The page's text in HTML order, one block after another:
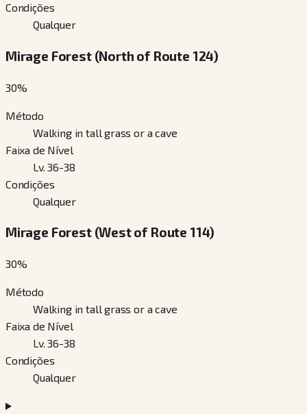
Condições
Qualquer
Mirage Forest (North of Route 124)
30%
Método
Walking in tall grass or a cave
Faixa de Nível
Lv. 36-38
Condições
Qualquer
Mirage Forest (West of Route 114)
30%
Método
Walking in tall grass or a cave
Faixa de Nível
Lv. 36-38
Condições
Qualquer